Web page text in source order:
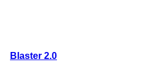
Blaster 2.0